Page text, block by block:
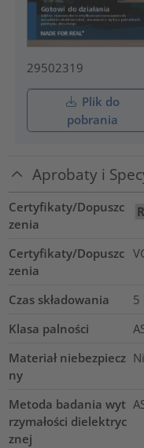
29502319
Plik do
pobrania
Aprobaty i
Certyfikaty/Dopuszc
zenia
Certyfikaty/Dopuszc
zenia
Czas składowania
5
Klasa palności
Materiał niebezpiecz
ny
Metoda badania wyt
rzymałości dielektryc
znej